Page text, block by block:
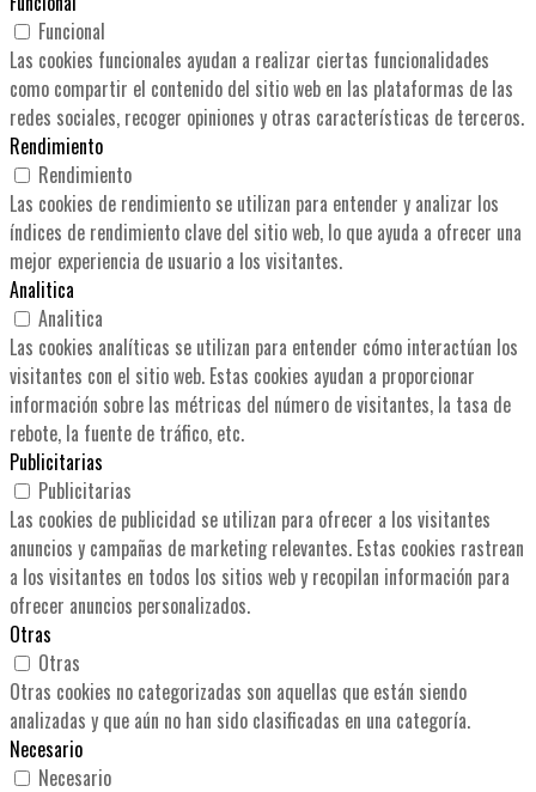
Funcional
Las cookies funcionales ayudan a realizar ciertas funcionalidades
como compartir el contenido del sitio web en las plataformas de las
redes sociales, recoger opiniones y otras características de terceros.
Rendimiento
Rendimiento
Las cookies de rendimiento se utilizan para entender y analizar los
índices de rendimiento clave del sitio web, lo que ayuda a ofrecer una
mejor experiencia de usuario a los visitantes.
Analitica
Analitica
Las cookies analíticas se utilizan para entender cómo interactúan los
visitantes con el sitio web. Estas cookies ayudan a proporcionar
información sobre las métricas del número de visitantes, la tasa de
rebote, la fuente de tráfico, etc.
Publicitarias
Publicitarias
Las cookies de publicidad se utilizan para ofrecer a los visitantes
anuncios y campañas de marketing relevantes. Estas cookies rastrean
a los visitantes en todos los sitios web y recopilan información para
ofrecer anuncios personalizados.
Otras
Otras
Otras cookies no categorizadas son aquellas que están siendo
analizadas y que aún no han sido clasificadas en una categoría.
Necesario
Necesario